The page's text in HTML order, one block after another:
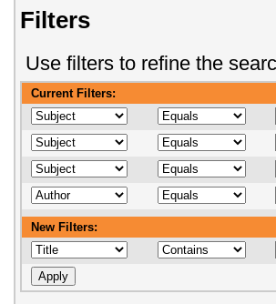
Filters
Use filters to refine the
Current Filters:
New Filters: